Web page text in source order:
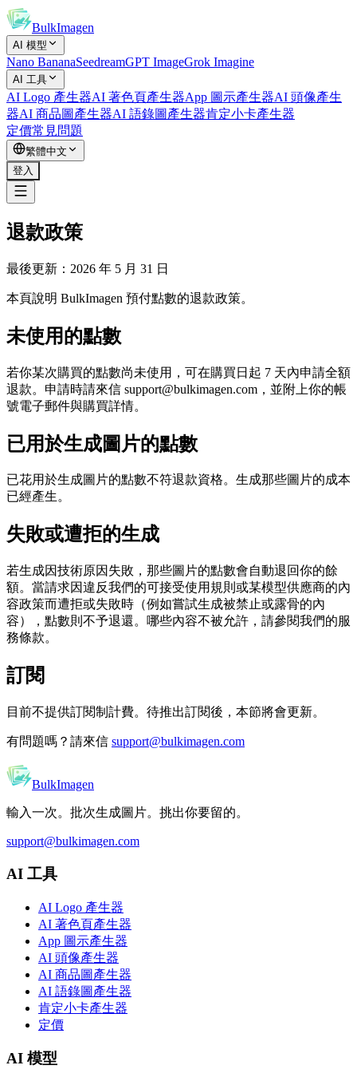
BulkImagen
AI 模型
Nano BananaSeedreamGPT ImageGrok Imagine
AI 工具
AI Logo 產生器AI 著色頁產生器App 圖示產生器AI 頭像產生
器AI 商品圖產生器AI 語錄圖產生器肯定小卡產生器
定價常見問題
繁體中文
登入
退款政策
最後更新：2026 年 5 月 31 日
本頁說明 BulkImagen 預付點數的退款政策。
未使用的點數
若你某次購買的點數尚未使用，可在購買日起 7 天內申請全額
退款。申請時請來信 support@bulkimagen.com，並附上你的帳
號電子郵件與購買詳情。
已用於生成圖片的點數
已花用於生成圖片的點數不符退款資格。生成那些圖片的成本
已經產生。
失敗或遭拒的生成
若生成因技術原因失敗，那些圖片的點數會自動退回你的餘
額。當請求因違反我們的可接受使用規則或某模型供應商的內
容政策而遭拒或失敗時（例如嘗試生成被禁止或露骨的內
容），點數則不予退還。哪些內容不被允許，請參閱我們的服
務條款。
訂閱
目前不提供訂閱制計費。待推出訂閱後，本節將會更新。
有問題嗎？請來信 support@bulkimagen.com
BulkImagen
輸入一次。批次生成圖片。挑出你要留的。
support@bulkimagen.com
AI 工具
AI Logo 產生器
AI 著色頁產生器
App 圖示產生器
AI 頭像產生器
AI 商品圖產生器
AI 語錄圖產生器
肯定小卡產生器
定價
AI 模型